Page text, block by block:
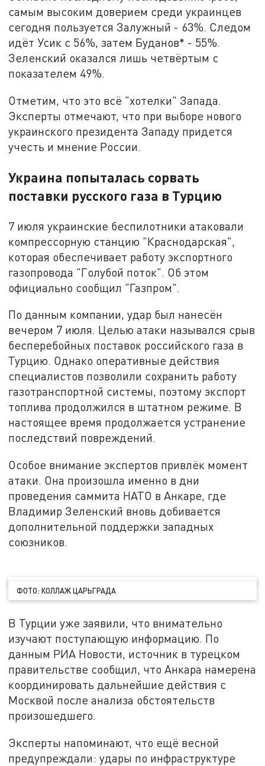
самым высоким доверием среди украинцев
сегодня пользуется Залужный - 63%. Следом
идёт Усик с 56%, затем Буданов* - 55%.
Зеленский оказался лишь четвёртым с
показателем 49%.
Отметим, что это всё "хотелки" Запада.
Эксперты отмечают, что при выборе нового
украинского президента Западу придется
учесть и мнение России.
Украина попыталась сорвать
поставки русского газа в Турцию
7 июля украинские беспилотники атаковали
компрессорную станцию "Краснодарская",
которая обеспечивает работу экспортного
газопровода "Голубой поток". Об этом
официально сообщил "Газпром".
По данным компании, удар был нанесён
вечером 7 июля. Целью атаки назывался срыв
бесперебойных поставок российского газа в
Турцию. Однако оперативные действия
специалистов позволили сохранить работу
газотранспортной системы, поэтому экспорт
топлива продолжился в штатном режиме. В
настоящее время продолжается устранение
последствий повреждений.
Особое внимание экспертов привлёк момент
атаки. Она произошла именно в дни
проведения саммита НАТО в Анкаре, где
Владимир Зеленский вновь добивается
дополнительной поддержки западных
союзников.
ФОТО: КОЛЛАЖ ЦАРЬГРАДА
В Турции уже заявили, что внимательно
изучают поступающую информацию. По
данным РИА Новости, источник в турецком
правительстве сообщил, что Анкара намерена
координировать дальнейшие действия с
Москвой после анализа обстоятельств
произошедшего.
Эксперты напоминают, что ещё весной
предупреждали: удары по инфраструктуре